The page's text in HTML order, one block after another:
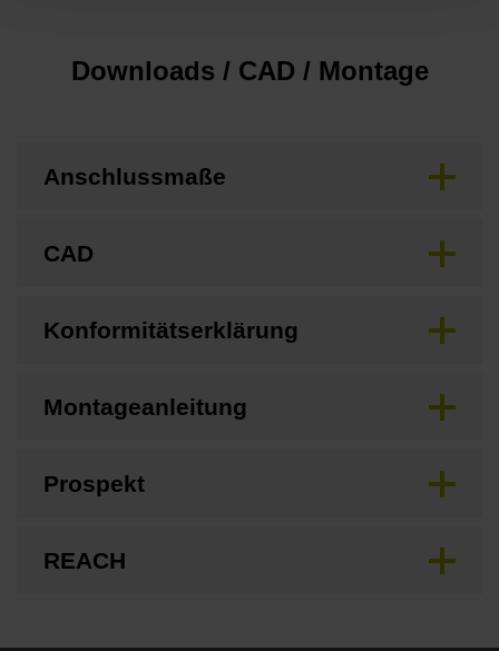
Downloads / CAD / Montage
Anschlussmaße
CAD
Konformitätserklärung
Montageanleitung
Prospekt
REACH